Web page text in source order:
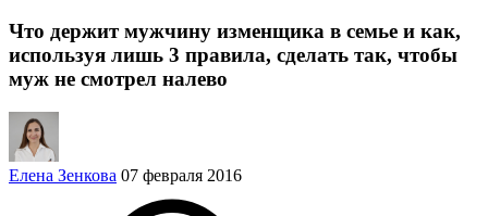
Что держит мужчину изменщика в семье и как,
используя лишь 3 правила, сделать так, чтобы
муж не смотрел налево
Елена Зенкова 07 февраля 2016